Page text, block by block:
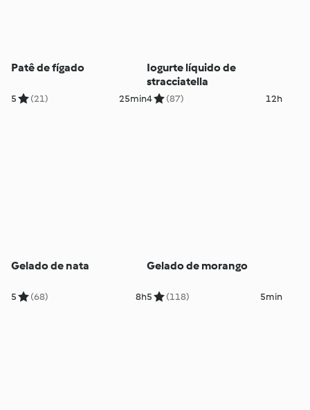
Patê de fígado
5 (21) 25min
Iogurte líquido de
stracciatella
4 (87) 12h
Gelado de nata
5 (68) 8h
Gelado de morango
5 (118) 5min